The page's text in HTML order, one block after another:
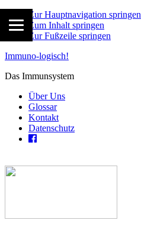
Zur Hauptnavigation springen
Zum Inhalt springen
Zur Fußzeile springen
Immuno-logisch!
Das Immunsystem
Über Uns
Glossar
Kontakt
Datenschutz